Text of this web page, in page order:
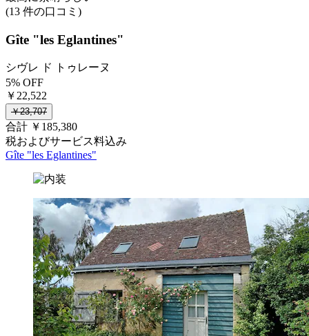
(13 件の口コミ)
Gîte "les Eglantines"
シヴレ ド トゥレーヌ
5% OFF
￥22,522
￥23,707
合計 ￥185,380
税およびサービス料込み
Gîte "les Eglantines"